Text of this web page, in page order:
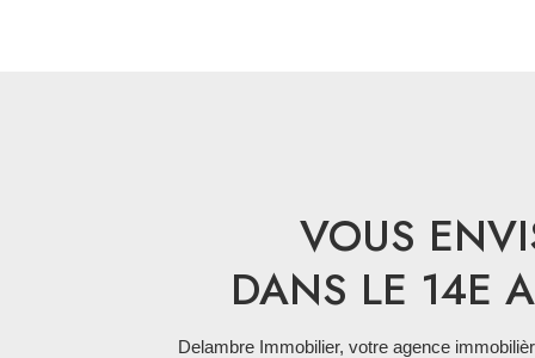
VOUS
DANS LE 14E
Delambre Immobilier, votre agence